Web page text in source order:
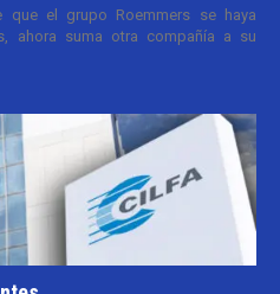
el grupo Roemmers se haya
ahora suma otra compañía a su